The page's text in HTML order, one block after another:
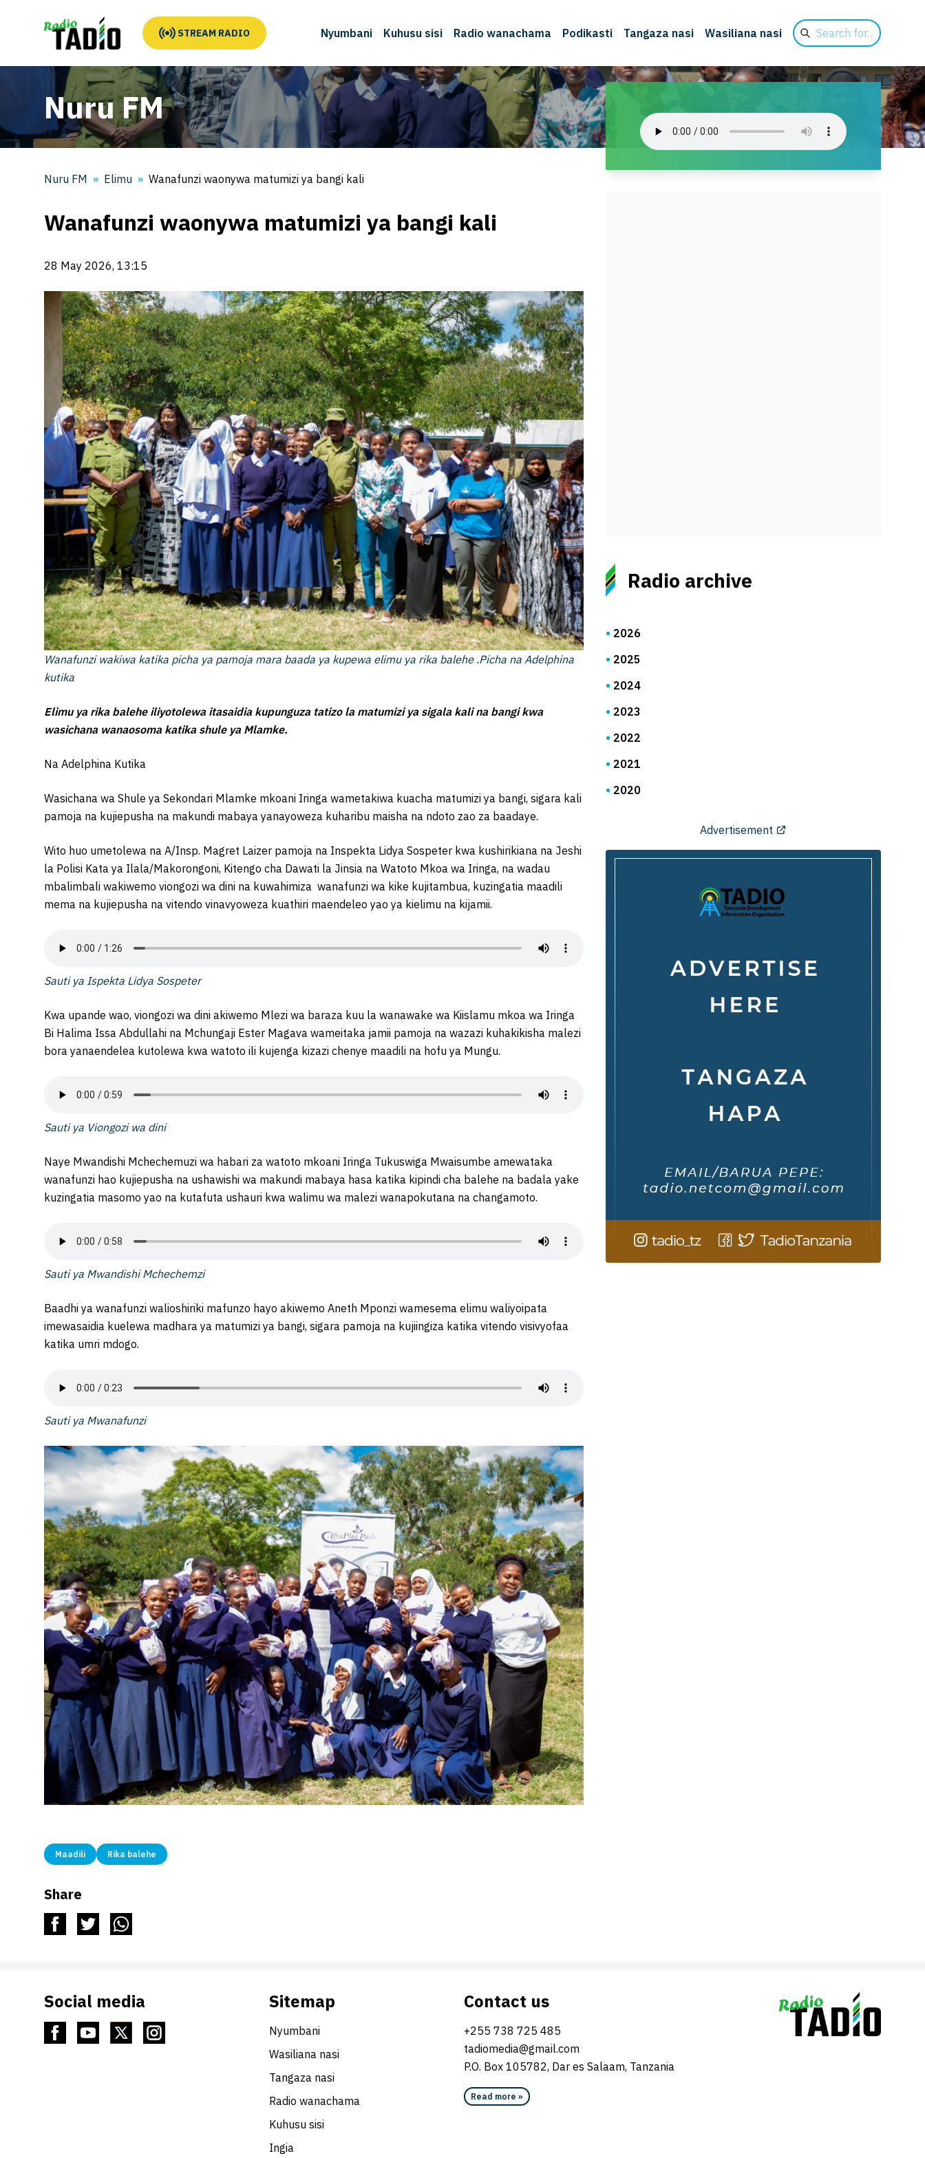
STREAM RADIO Nyumbani Kuhusu sisi Radio wanachama Podikasti Tangaza nasi Wasiliana nasi
Search
for
Nuru FM
Nuru FM Elimu Wanafunzi waonywa matumizi ya bangi kali
Wanafunzi waonywa matumizi ya bangi kali
28 May 2026, 13:15
Wanafunzi wakiwa katika picha ya pamoja mara baada ya kupewa elimu ya rika balehe .Picha na Adelphina
kutika
Elimu ya rika balehe iliyotolewa itasaidia kupunguza tatizo la matumizi ya sigala kali na bangi kwa
wasichana wanaosoma katika shule ya Mlamke.
Na Adelphina Kutika
Wasichana wa Shule ya Sekondari Mlamke mkoani Iringa wametakiwa kuacha matumizi ya bangi, sigara kali
pamoja na kujiepusha na makundi mabaya yanayoweza kuharibu maisha na ndoto zao za baadaye.
Wito huo umetolewa na A/Insp. Magret Laizer pamoja na Inspekta Lidya Sospeter kwa kushirikiana na Jeshi
la Polisi Kata ya Ilala/Makorongoni, Kitengo cha Dawati la Jinsia na Watoto Mkoa wa Iringa, na wadau
mbalimbali wakiwemo viongozi wa dini na kuwahimiza wanafunzi wa kike kujitambua, kuzingatia maadili
mema na kujiepusha na vitendo vinavyoweza kuathiri maendeleo yao ya kielimu na kijamii.
Sauti ya Ispekta Lidya Sospeter
Kwa upande wao, viongozi wa dini akiwemo Mlezi wa baraza kuu la wanawake wa Kiislamu mkoa wa Iringa
Bi Halima Issa Abdullahi na Mchungaji Ester Magava wameitaka jamii pamoja na wazazi kuhakikisha malezi
bora yanaendelea kutolewa kwa watoto ili kujenga kizazi chenye maadili na hofu ya Mungu.
Sauti ya Viongozi wa dini
Naye Mwandishi Mchechemuzi wa habari za watoto mkoani Iringa Tukuswiga Mwaisumbe amewataka
wanafunzi hao kujiepusha na ushawishi wa makundi mabaya hasa katika kipindi cha balehe na badala yake
kuzingatia masomo yao na kutafuta ushauri kwa walimu wa malezi wanapokutana na changamoto.
Sauti ya Mwandishi Mchechemzi
Baadhi ya wanafunzi walioshiriki mafunzo hayo akiwemo Aneth Mponzi wamesema elimu waliyoipata
imewasaidia kuelewa madhara ya matumizi ya bangi, sigara pamoja na kujiingiza katika vitendo visivyofaa
katika umri mdogo.
Sauti ya Mwanafunzi
Maadili Rika balehe
Share
Radio archive
2026
2025
2024
2023
2022
2021
2020
Advertisement
Social media Sitemap
Nyumbani
Wasiliana nasi
Tangaza nasi
Radio wanachama
Kuhusu sisi
Ingia
Contact us
+255 738 725 485
tadiomedia@gmail.com
P.O. Box 105782, Dar es Salaam, Tanzania
Read more »